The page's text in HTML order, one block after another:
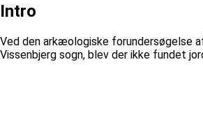
Intro
Ved den arkæologiske forundersøgelse
Vissenbjerg sogn, blev der ikke fundet